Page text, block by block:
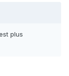
plus